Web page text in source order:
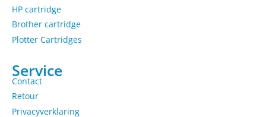
HP cartridge
Brother cartridge
Plotter Cartridges
Service
Contact
Retour
Privacyverklaring